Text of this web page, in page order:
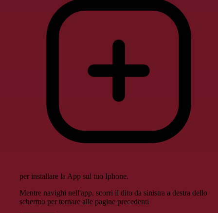
per installare la App sul tuo Iphone.
Mentre navighi nell'app, scorri il dito da sinistra a destra dello
schermo per tornare alle pagine precedenti